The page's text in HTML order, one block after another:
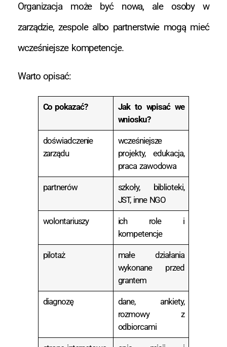
Organizacja może być nowa, ale osoby w
zarządzie, zespole albo partnerstwie mogą mieć
wcześniejsze kompetencje.
Warto opisać:
Co pokazać?
Jak to wpisać we
wniosku?
doświadczenie
zarządu
wcześniejsze
projekty, edukacja,
praca zawodowa
partnerów
szkoły, biblioteki,
JST, inne NGO
wolontariuszy
ich role i
kompetencje
pilotaż
małe działania
wykonane przed
grantem
diagnozę
dane, ankiety,
rozmowy z
odbiorcami